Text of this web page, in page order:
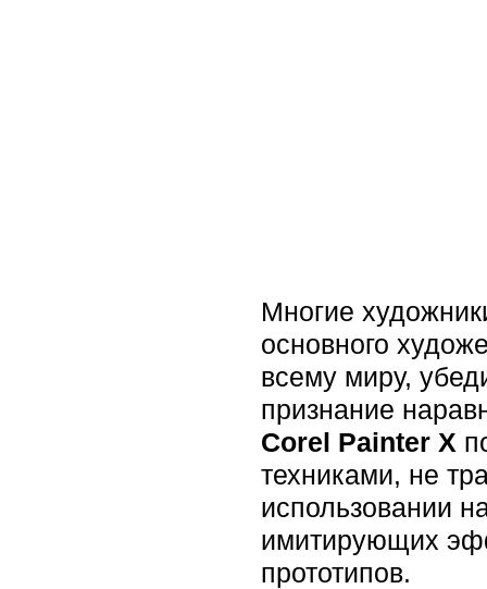
Многие
основного
всему миру,
признание
Corel Painter X
техниками, не
использовании
имитирующих
прототипов.